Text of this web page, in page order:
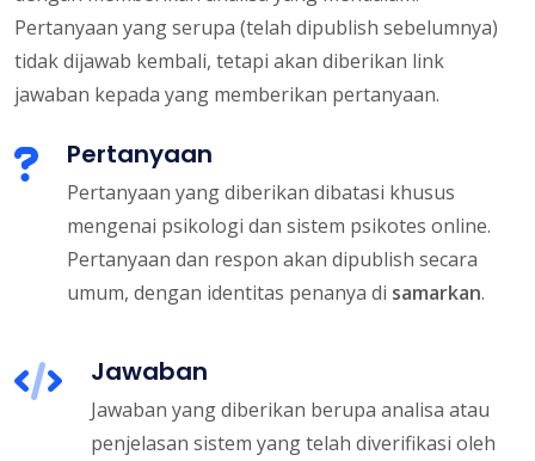
Pertanyaan yang serupa (telah dipublish sebelumnya)
tidak dijawab kembali, tetapi akan diberikan link
jawaban kepada yang memberikan pertanyaan.
Pertanyaan
Pertanyaan yang diberikan dibatasi khusus
mengenai psikologi dan sistem psikotes online.
Pertanyaan dan respon akan dipublish secara
umum, dengan identitas penanya di samarkan.
Jawaban
Jawaban yang diberikan berupa analisa atau
penjelasan sistem yang telah diverifikasi oleh